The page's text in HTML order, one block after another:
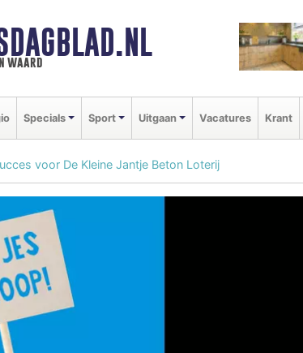
waard
Specials Sport Uitgaan Vacatures Krant
voor De Kleine Jantje Beton Loterij